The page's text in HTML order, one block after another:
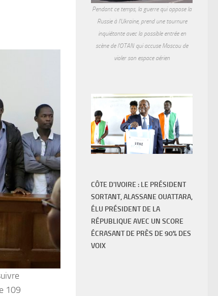
109
Pendant ce temps, la guerre qui oppose la
Russie à l'Ukraine, prend une tournure
inquiétante avec la possible entrée en
scène de l'OTAN qui accuse Moscou de
violer son espace aérien
CÔTE D'IVOIRE : LE PRÉSIDENT
SORTANT, ALASSANE OUATTARA,
ÉLU PRÉSIDENT DE LA
RÉPUBLIQUE AVEC UN SCORE
ÉCRASANT DE PRÈS DE 90% DES
VOIX